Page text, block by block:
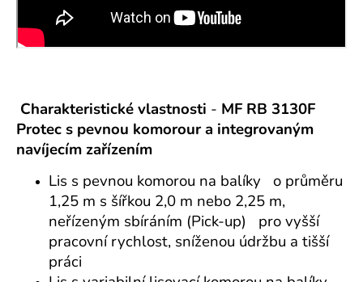
Charakteristické vlastnosti - MF RB 3130F
Protecs pevnou komorour a integrovaným
navíjecím zařízením
Lis s pevnou komorou na balíky o průměru
1,25 m s šířkou 2,0 m nebo 2,25 m,
neřízeným sbíráním (Pick-up) pro vyšší
pracovní rychlost, sníženou údržbu a tišší
práci